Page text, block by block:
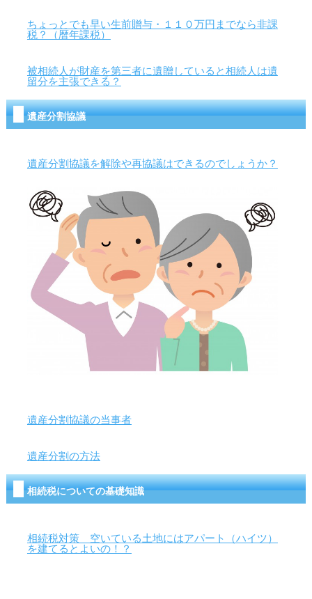
ちょっとでも早い生前贈与・１１０万円までなら非課
税？（暦年課税）
被相続人が財産を第三者に遺贈していると相続人は遺
留分を主張できる？
遺産分割協議
遺産分割協議を解除や再協議はできるのでしょうか？
遺産分割協議の当事者
遺産分割の方法
相続税についての基礎知識
相続税対策 空いている土地にはアパート（ハイツ）
を建てるとよいの！？